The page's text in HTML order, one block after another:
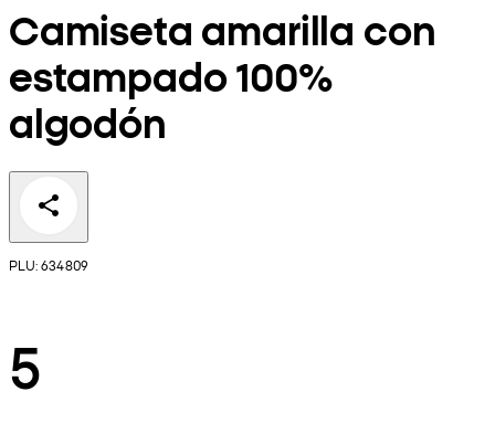
Camiseta amarilla con
estampado 100%
algodón
PLU: 634809
5